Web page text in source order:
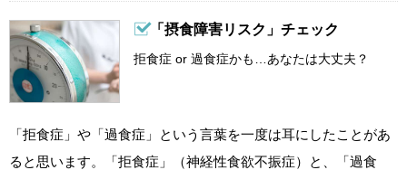
「摂食障害リスク」チェック
拒食症 or 過食症かも…あなたは大丈夫？
「拒食症」や「過食症」という言葉を一度は耳にしたことがあ
ると思います。「拒食症」（神経性食欲不振症）と、「過食